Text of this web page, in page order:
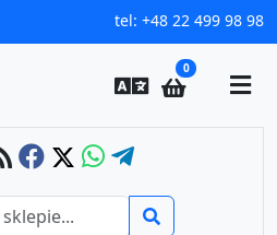
tel: +48 22 499 98 98
0